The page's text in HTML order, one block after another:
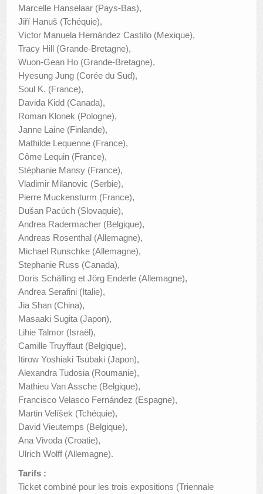
Marcelle Hanselaar (Pays-Bas),
Jiří Hanuš (Tchéquie),
Víctor Manuela Hernández Castillo (Mexique),
Tracy Hill (Grande-Bretagne),
Wuon-Gean Ho (Grande-Bretagne),
Hyesung Jung (Corée du Sud),
Soul K. (France),
Davida Kidd (Canada),
Roman Klonek (Pologne),
Janne Laine (Finlande),
Mathilde Lequenne (France),
Côme Lequin (France),
Stéphanie Mansy (France),
Vladimir Milanovic (Serbie),
Pierre Muckensturm (France),
Dušan Pacúch (Slovaquie),
Andrea Radermacher (Belgique),
Andreas Rosenthal (Allemagne),
Michael Runschke (Allemagne),
Stephanie Russ (Canada),
Doris Schälling et Jörg Enderle (Allemagne),
Andrea Serafini (Italie),
Jia Shan (China),
Masaaki Sugita (Japon),
Lihie Talmor (Israël),
Camille Truyffaut (Belgique),
Itirow Yoshiaki Tsubaki (Japon),
Alexandra Tudosia (Roumanie),
Mathieu Van Assche (Belgique),
Francisco Velasco Fernández (Espagne),
Martin Velíšek (Tchéquie),
David Vieutemps (Belgique),
Ana Vivoda (Croatie),
Ulrich Wolff (Allemagne).
Tarifs :
Ticket combiné pour les trois expositions (Triennale